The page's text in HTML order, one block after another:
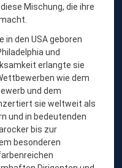
Mischung, die ihre
in den USA geboren
und
erlangte sie
wie dem
und dem
sie weltweit als
und in bedeutenden
bis zur
besonderen